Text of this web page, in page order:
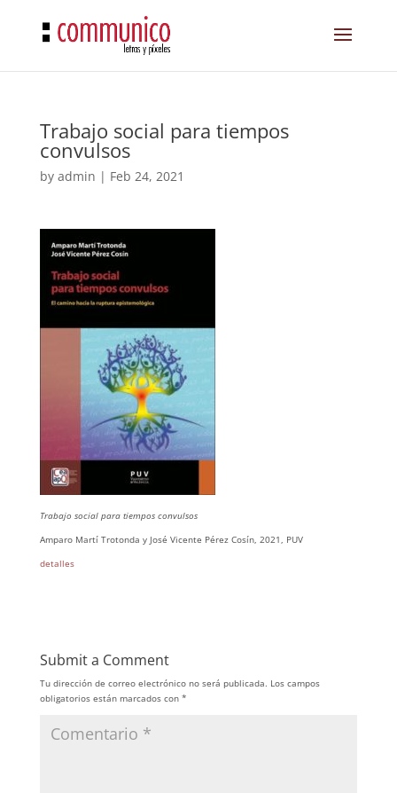
Trabajo social para tiempos
convulsos
by admin | Feb 24, 2021
Trabajo social para tiempos convulsos
Amparo Martí Trotonda y José Vicente Pérez Cosín, 2021, PUV
detalles
Submit a Comment
Tu dirección de correo electrónico no será publicada. Los campos
obligatorios están marcados con *